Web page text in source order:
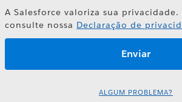
A Salesforce valoriza sua privacidade.
consulte nossa Declaração de
ALGUM PROBLEMA?